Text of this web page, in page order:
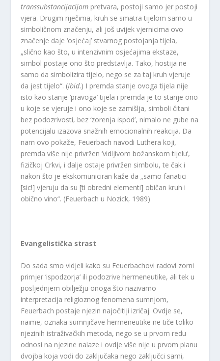
transsubstancijacijom pretvara, postoji samo jer postoji
vjera. Drugim riječima, kruh se smatra tijelom samo u
simboličnom značenju, ali još uvijek vjernicima ovo
značenje daje ‘osjećaj’ stvarnog postojanja tijela,
„slično kao što, u intenzivnim osjećajima ekstaze,
simbol postaje ono što predstavlja. Tako, hostija ne
samo da simbolizira tijelo, nego se za taj kruh vjeruje
da jest tijelo“. (Ibid.) I premda stanje ovoga tijela nije
isto kao stanje ‘pravoga’ tijela i premda je to stanje ono
u koje se vjeruje i ono koje se zamišlja, simboli čitani
bez podozrivosti, bez ‘zorenja ispod’, nimalo ne gube na
potencijalu izazova snažnih emocionalnih reakcija. Da
nam ovo pokaže, Feuerbach navodi Luthera koji,
premda više nije privržen ‘vidljivom božanskom tijelu’,
fizičkoj Crkvi, i dalje ostaje privržen simbolu, te čak i
nakon što je ekskomuniciran kaže da „samo fanatici
[sic!] vjeruju da su [ti obredni elementi] običan kruh i
obično vino“. (Feuerbach u Nozick, 1989)
Evangelistička strast
Do sada smo vidjeli kako su Feuerbachovi radovi zorni
primjer ‘ispodzorja’ ili podozrive hermeneutike, ali tek u
posljednjem obilježju onoga što nazivamo
interpretacija religioznog fenomena sumnjom,
Feuerbach postaje njezin najočitiji izričaj. Ovdje se,
naime, oznaka sumnjičave hermeneutike ne tiče toliko
njezinih istraživačkih metoda, nego se u prvom redu
odnosi na njezine nalaze i ovdje više nije u prvom planu
dvojba koja vodi do zaključaka nego zaključci sami,